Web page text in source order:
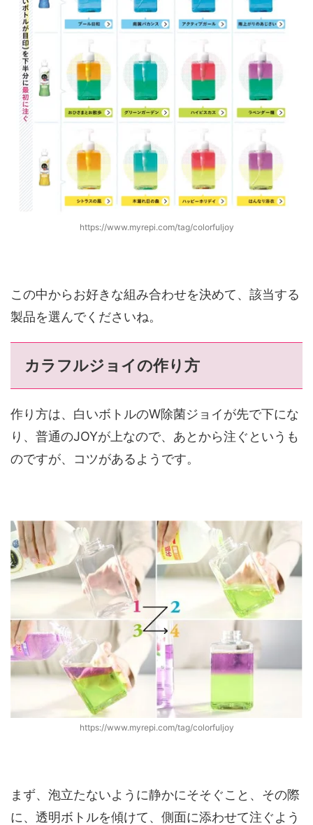
https://www.myrepi.com/tag/colorfuljoy
この中からお好きな組み合わせを決めて、該当する
製品を選んでくださいね。
カラフルジョイの作り方
作り方は、白いボトルのW除菌ジョイが先で下にな
り、普通のJOYが上なので、あとから注ぐというも
のですが、コツがあるようです。
https://www.myrepi.com/tag/colorfuljoy
まず、泡立たないように静かにそそぐこと、その際
に、透明ボトルを傾けて、側面に添わせて注ぐよう